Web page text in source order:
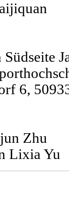
6,
Zhu
Lixia Yu